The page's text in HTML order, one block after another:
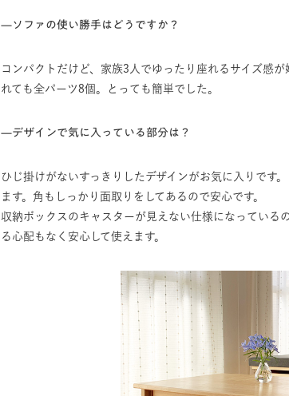
—ソファの使い勝手はどうですか？
コンパクトだけど、家族3人でゆったり座れるサイズ感
れても全パーツ8個。とっても簡単でした。
—デザインで気に入っている部分は？
ひじ掛けがないすっきりしたデザインがお気に入りです
ます。角もしっかり面取りをしてあるので安心です。
収納ボックスのキャスターが見えない仕様になっている
る心配もなく安心して使えます。